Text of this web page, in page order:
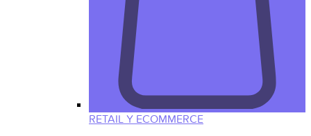
RETAIL Y ECOMMERCE